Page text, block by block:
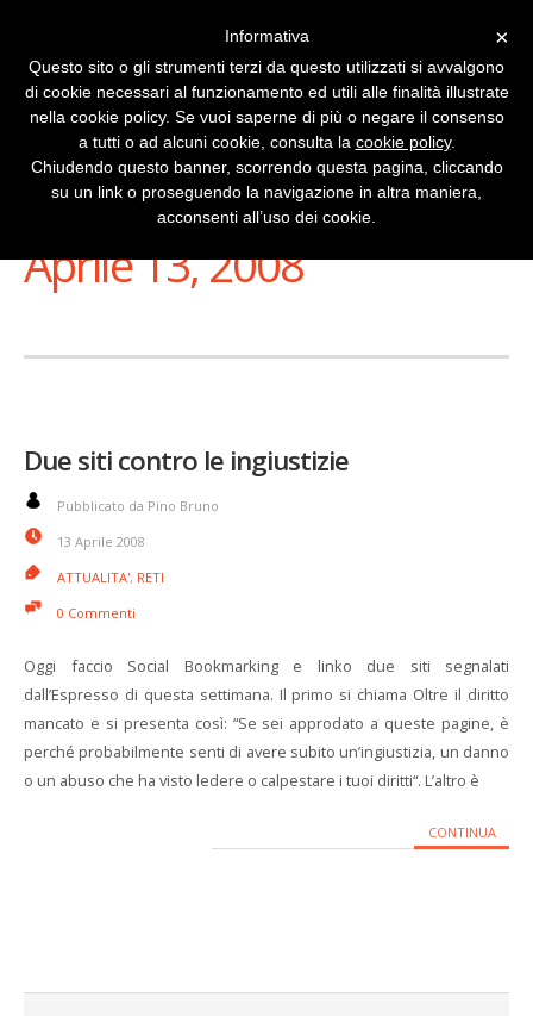
Stai Visualizzando
Aprile 13, 2008
Due siti contro le ingiustizie
Pubblicato da Pino Bruno
13 Aprile 2008
ATTUALITA', RETI
0 Commenti
Oggi faccio Social Bookmarking e linko due siti segnalati
dall’Espresso di questa settimana. Il primo si chiama Oltre il diritto
mancato e si presenta così: “Se sei approdato a queste pagine, è
perché probabilmente senti di avere subito un’ingiustizia, un danno
o un abuso che ha visto ledere o calpestare i tuoi diritti“. L’altro è
CONTINUA
×
Informativa
Questo sito o gli strumenti terzi da questo utilizzati si avvalgono
di cookie necessari al funzionamento ed utili alle finalità illustrate
nella cookie policy. Se vuoi saperne di più o negare il consenso
a tutti o ad alcuni cookie, consulta la cookie policy.
Chiudendo questo banner, scorrendo questa pagina, cliccando
su un link o proseguendo la navigazione in altra maniera,
acconsenti all’uso dei cookie.